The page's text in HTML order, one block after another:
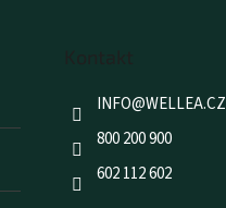
INFO@WELLEA.CZ
800 200 900
602 112 602